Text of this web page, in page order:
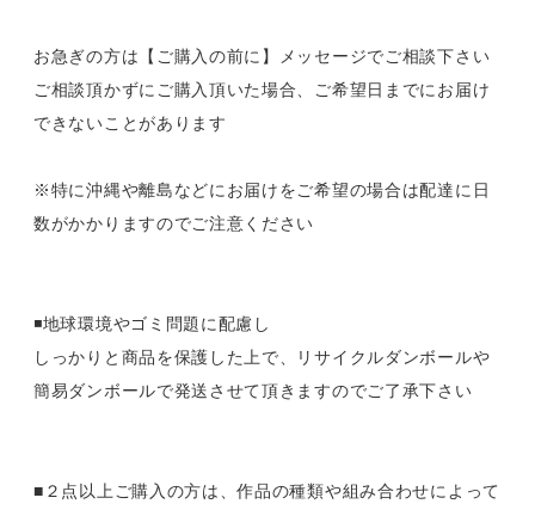
お急ぎの方は【ご購入の前に】メッセージでご相談下さい
ご相談頂かずにご購入頂いた場合、ご希望日までにお届け
できないことがあります
※特に沖縄や離島などにお届けをご希望の場合は配達に日
数がかかりますのでご注意ください
◾️地球環境やゴミ問題に配慮し
しっかりと商品を保護した上で、リサイクルダンボールや
簡易ダンボールで発送させて頂きますのでご了承下さい
■２点以上ご購入の方は、作品の種類や組み合わせによって